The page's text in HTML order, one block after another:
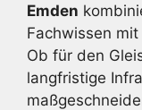
Emden
Fachwissen
Ob für den
langfristige